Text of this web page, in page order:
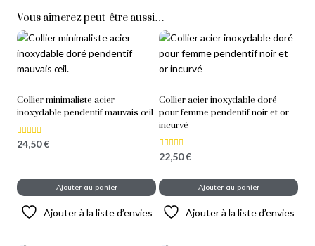
Vous aimerez peut-être aussi…
Collier minimaliste acier
inoxydable pendentif mauvais œil
Note
5.00
24,50€
Ajouter au panier
Ajouter à la liste d’envies
Collier acier inoxydable doré
pour femme pendentif noir et or
incurvé
Note
5.00
22,50€
Ajouter au panier
Ajouter à la liste d’envies